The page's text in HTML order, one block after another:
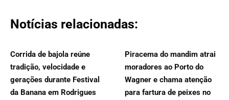
Notícias relacionadas:
Corrida de bajola reúne
tradição, velocidade e
gerações durante Festival
da Banana em Rodrigues
Piracema do mandim atrai
moradores ao Porto do
Wagner e chama atenção
para fartura de peixes no